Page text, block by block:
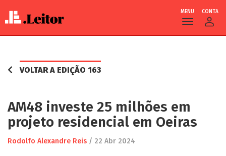
main
CONTA
MENU
VOLTAR A EDIÇÃO 163
AM48 investe 25 milhões em
projeto residencial em Oeiras
Rodolfo Alexandre Reis / 22 Abr 2024